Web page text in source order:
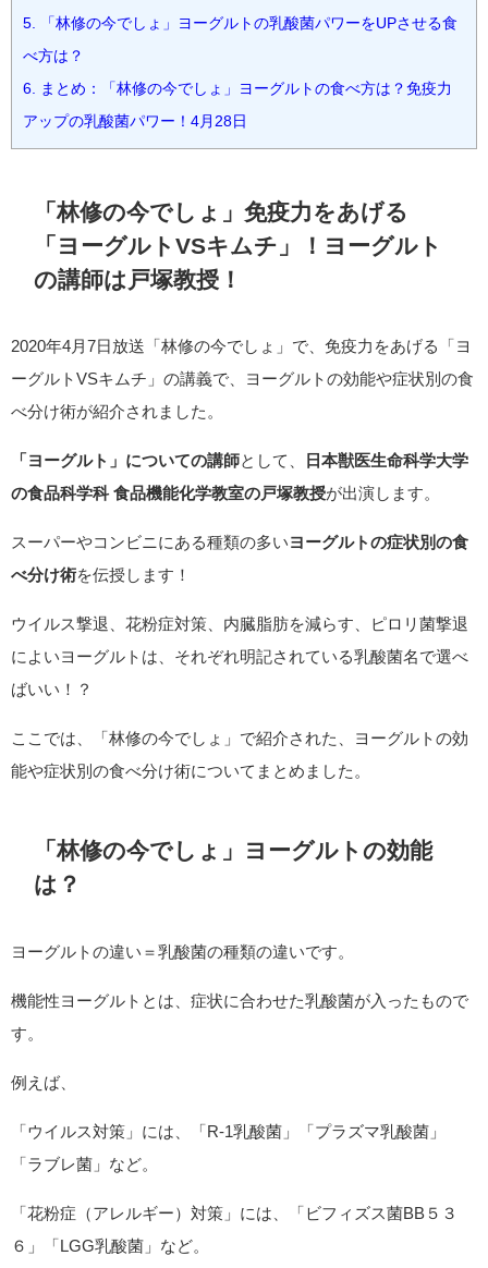
5. 「林修の今でしょ」ヨーグルトの乳酸菌パワーをUPさせる食
べ方は？
6. まとめ：「林修の今でしょ」ヨーグルトの食べ方は？免疫力
アップの乳酸菌パワー！4月28日
「林修の今でしょ」免疫力をあげる
「ヨーグルトVSキムチ」！ヨーグルト
の講師は戸塚教授！
2020年4月7日放送「林修の今でしょ」で、免疫力をあげる「ヨ
ーグルトVSキムチ」の講義で、ヨーグルトの効能や症状別の食
べ分け術が紹介されました。
「ヨーグルト」についての講師として、
日本獣医生命科学大学
の食品科学科 食品機能化学教室の戸塚教授が出演します。
スーパーやコンビニにある種類の多い ヨーグルトの症状別の食
べ分け術を伝授します！
ウイルス撃退、花粉症対策、内臓脂肪を減らす、ピロリ菌撃退
によいヨーグルトは、それぞれ明記されている乳酸菌名で選べ
ばいい！？
ここでは、「林修の今でしょ」で紹介された、ヨーグルトの効
能や症状別の食べ分け術についてまとめました。
「林修の今でしょ」ヨーグルトの効能
は？
ヨーグルトの違い＝乳酸菌の種類の違いです。
機能性ヨーグルトとは、症状に合わせた乳酸菌が入ったもので
す。
例えば、
「ウイルス対策」には、「R-1乳酸菌」「プラズマ乳酸菌」
「ラブレ菌」など。
「花粉症（アレルギー）対策」には、「ビフィズス菌BB５３
６」「LGG乳酸菌」など。